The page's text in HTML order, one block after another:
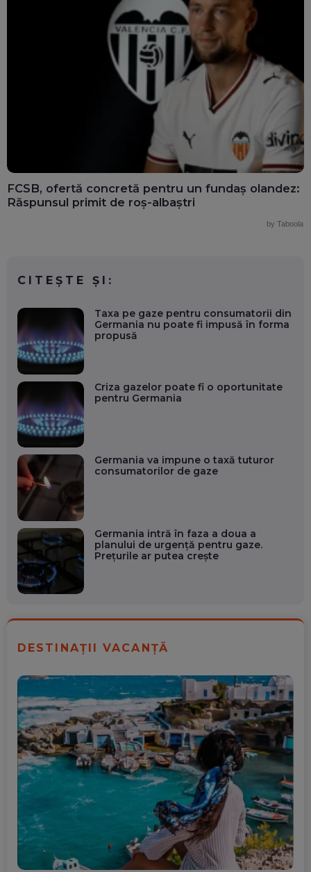
FCSB, ofertă concretă pentru un fundaș olandez:
Răspunsul primit de roș-albaștri
by Taboola
CITEȘTE ȘI:
Taxa pe gaze pentru consumatorii din
Germania nu poate fi impusă în forma
propusă
Criza gazelor poate fi o oportunitate
pentru Germania
Germania va impune o taxă tuturor
consumatorilor de gaze
Germania intră în faza a doua a
planului de urgenţă pentru gaze.
Prețurile ar putea crește
DESTINAȚII VACANȚĂ